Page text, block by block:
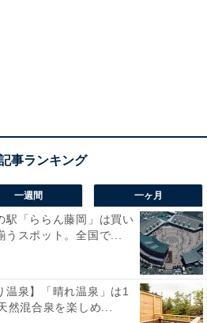
一週間 一ヶ月
駅「ららん藤岡」は買い
うスポット。全国で...
温泉】「晴れ温泉」は1
然混合泉を楽しめ...